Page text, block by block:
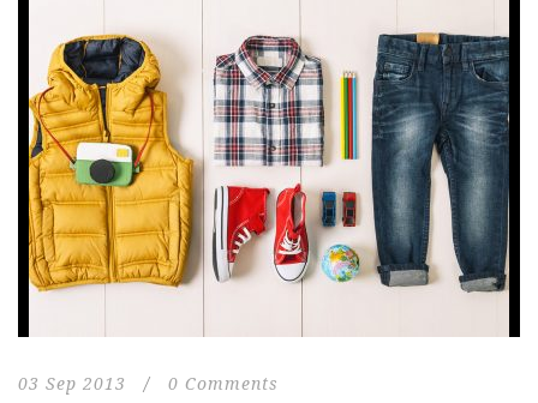
03 Sep 2013 / 0 Comments